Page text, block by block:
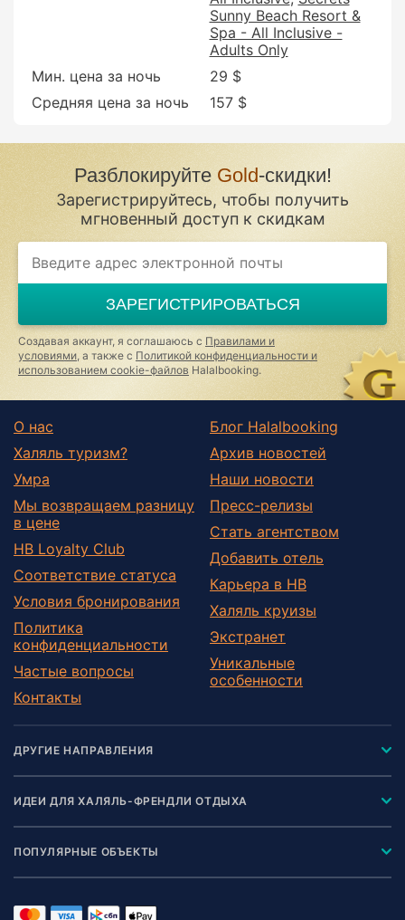
Sunny Beach Resort &
Spa - All Inclusive -
Adults Only
Мин. цена за ночь
29 $
Средняя цена за ночь
157 $
Разблокируйте Gold-скидки!
Зарегистрируйтесь, чтобы получить
мгновенный доступ к скидкам
ЗАРЕГИСТРИРОВАТЬСЯ
Создавая аккаунт, я соглашаюсь с Правилами и
условиями , а также с Политикой конфиденциальности и
использованием cookie-файлов Halalbooking.
О нас
Халяль туризм?
Умра
Мы возвращаем разницу
в цене
HB Loyalty Club
Соответствие статуса
Условия бронирования
Политика
конфиденциальности
Частые вопросы
Контакты
Блог Halalbooking
Архив новостей
Наши новости
Пресс-релизы
Стать агентством
Добавить отель
Карьера в HB
Халяль круизы
Экстранет
Уникальные
особенности
ДРУГИЕ НАПРАВЛЕНИЯ
ИДЕИ ДЛЯ ХАЛЯЛЬ-ФРЕНДЛИ ОТДЫХА
ПОПУЛЯРНЫЕ ОБЪЕКТЫ